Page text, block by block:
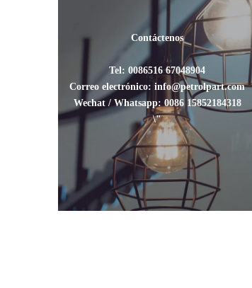
Contáctenos
Tel: 0086516 67048904
Correo electrónico: info@petrolpart.com
Wechat / Whatsapp: 0086 15852184318
\"